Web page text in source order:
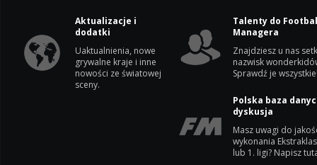
Aktualizacje i
dodatki
Uaktualnienia, nowe
grywalne kraje i inne
nowości ze światowej
sceny.
Talenty do
Managera
Znajdziesz u nas
nazwisk
Sprawdź je
Polska baza
dyskusja
Masz uwagi do
wykonania
lub 1. ligi? Napisz